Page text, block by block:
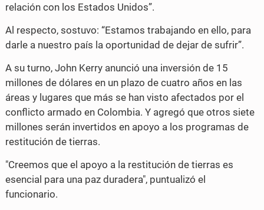
relación con los Estados Unidos”.
Al respecto, sostuvo: “Estamos trabajando en ello, para
darle a nuestro país la oportunidad de dejar de sufrir”.
A su turno, John Kerry anunció una inversión de 15
millones de dólares en un plazo de cuatro años en las
áreas y lugares que más se han visto afectados por el
conflicto armado en Colombia. Y agregó que otros siete
millones serán invertidos en apoyo a los programas de
restitución de tierras.
"Creemos que el apoyo a la restitución de tierras es
esencial para una paz duradera", puntualizó el
funcionario.